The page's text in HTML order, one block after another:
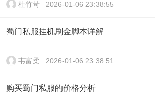
杜竹苛 2026-01-06 23:38:55
蜀门私服挂机刷金脚本详解
韦富柔 2026-01-06 23:38:51
购买蜀门私服的价格分析